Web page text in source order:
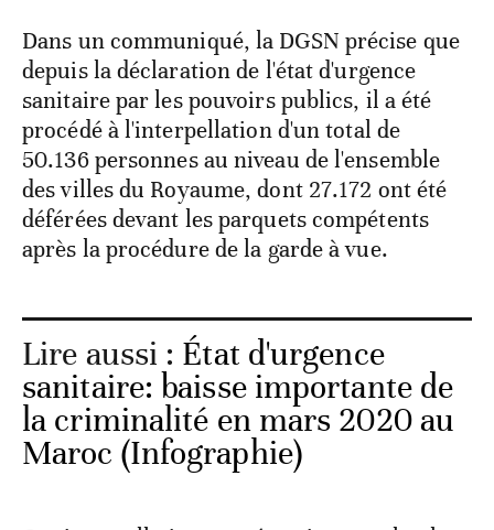
Dans un communiqué, la DGSN précise que
depuis la déclaration de l'état d'urgence
sanitaire par les pouvoirs publics, il a été
procédé à l'interpellation d'un total de
50.136 personnes au niveau de l'ensemble
des villes du Royaume, dont 27.172 ont été
déférées devant les parquets compétents
après la procédure de la garde à vue.
Lire aussi : État d'urgence
sanitaire: baisse importante de
la criminalité en mars 2020 au
Maroc (Infographie)